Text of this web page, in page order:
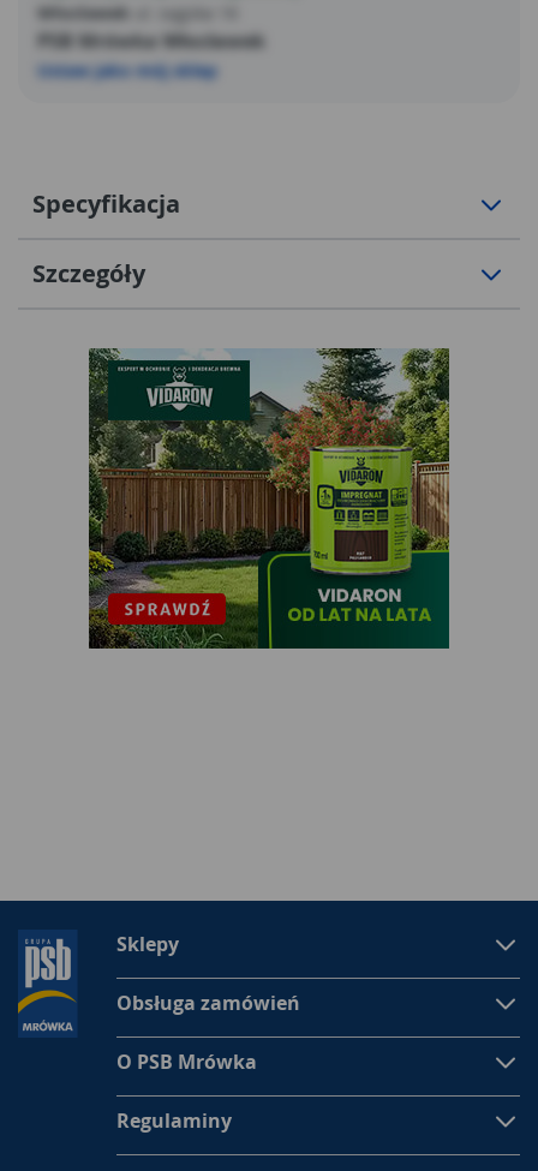
Włocławek
PSB Mrówka Włocławek
Ustaw jako mój sklep
Specyfikacja
Szczegóły
Sklepy
Obsługa zamówień
O PSB Mrówka
Regulaminy